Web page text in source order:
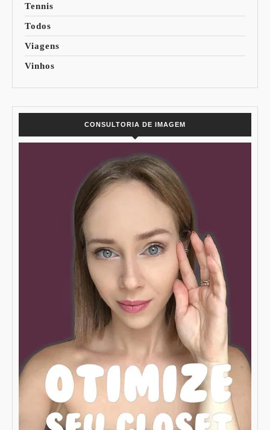
Tennis
Todos
Viagens
Vinhos
CONSULTORIA DE IMAGEM